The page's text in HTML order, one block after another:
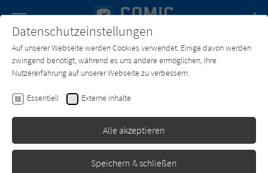
SUCHE Forum Charts Newsletter
Text: Rie Aruga Zeichner: Rie Aruga
Perfect World 06
Erschienen: März 2019
Datenschutzeinstellungen
Auf unserer Webseite werden Cookies verwendet. Einige davon werden
zwingend benötigt, während es uns andere ermöglichen, Ihre
Nutzererfahrung auf unserer Webseite zu verbessern.
Essentiell Externe Inhalte
Alle akzeptieren
Speichern & schließen